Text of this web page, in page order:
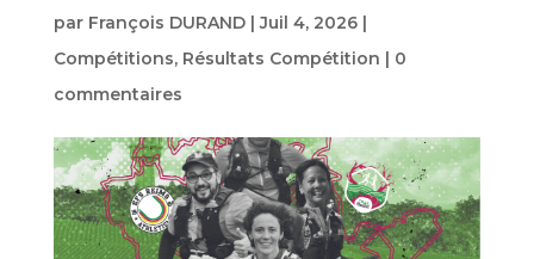
par François DURAND|Juil 4, 2026|
Compétitions, Résultats Compétition | 0
commentaires